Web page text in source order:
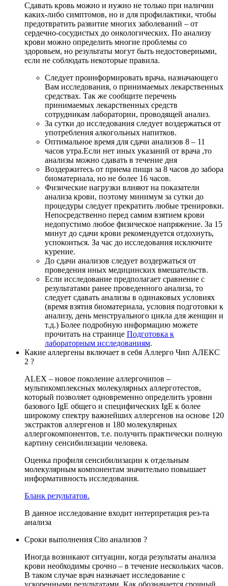
Сдавать кровь можно и нужно не только при наличии
каких-либо симптомов, но и для профилактики, чтобы
предотвратить развитие многих заболеваний – от
сердечно-сосудистых до онкологических. По анализу
крови можно определить многие проблемы со
здоровьем, но результаты могут быть недостоверными,
если не соблюдать некоторые правила.
Следует проинформировать врача, назначающего
Вам исследования, о принимаемых лекарственных
средствах. Так же сообщите перечень
принимаемых лекарственных средств
сотрудникам лаборатории, проводящей анализ.
За сутки до исследования следует воздержаться от
употребления алкогольных напитков.
Оптимальное время для сдачи анализов 8 – 11
часов утра.Если нет иных указаний от врача ,то
анализы можно сдавать в течение дня
Воздержитесь от приема пищи за 8 часов до забора
биоматериала, но не более 16 часов.
Физические нагрузки влияют на показатели
анализа крови, поэтому минимум за сутки до
процедуры следует прекратить любые тренировки.
Непосредственно перед самим взятием крови
недопустимо любое физическое напряжение. За 15
минут до сдачи крови рекомендуется отдохнуть,
успокоиться. За час до исследования исключите
курение.
До сдачи анализов следует воздержаться от
проведения иных медицинских вмешательств.
Если исследование предполагает сравнение с
результатами ранее проведенного анализа, то
следует сдавать анализы в одинаковых условиях
(время взятия биоматериала, условия подготовки к
анализу, день менструального цикла для женщин и
т.д.) Более подробную информацию можете
прочитать на странице Подготовка к
лабораторным исследованиям.
Какие аллергены включает в себя Аллерго Чип АЛЕКС
2 ?
ALEX – новое поколение аллергочипов –
мультикомплексных молекулярных аллерготестов,
который позволяет одновременно определить уровни
базового IgE общего и специфических IgE к более
широкому спектру важнейших аллергенов на основе 120
экстрактов аллергенов и 180 молекулярных
аллергокомпонентов, т.е. получить практически полную
картину сенсибилизации человека.
Оценка профиля сенсибилизации к отдельным
молекулярным компонентам значительно повышает
информативность исследования.
Бланк результатов.
В данное исследование входит интерпретация рез-та
анализа
Сроки выполнения Cito анализов ?
Иногда возникают ситуации, когда результаты анализа
крови необходимы срочно – в течение нескольких часов.
В таком случае врач назначает исследование с
ускоренными результатами. Как обозначается срочный